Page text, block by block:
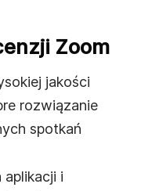
Zoom
jakości
rozwiązanie
spotkań
aplikacji i